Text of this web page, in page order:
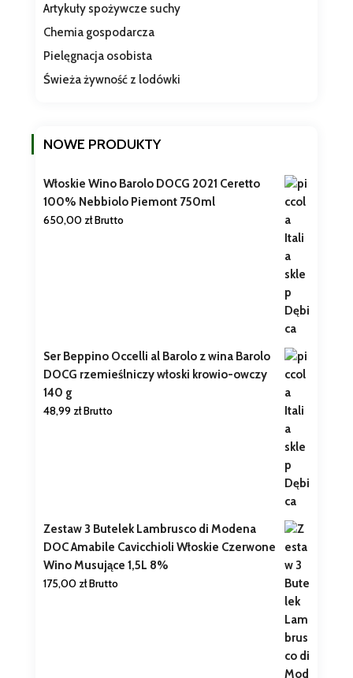
Artykuły spożywcze suchy
Chemia gospodarcza
Pielęgnacja osobista
Świeża żywność z lodówki
NOWE PRODUKTY
Włoskie Wino Barolo DOCG 2021 Ceretto
100% Nebbiolo Piemont 750ml
650,00 złBrutto
Ser Beppino Occelli al Barolo z wina Barolo
DOCG rzemieślniczy włoski krowio-owczy
140 g
48,99 złBrutto
Zestaw 3 Butelek Lambrusco di Modena
DOC Amabile Cavicchioli Włoskie Czerwone
Wino Musujące 1,5L 8%
175,00 złBrutto